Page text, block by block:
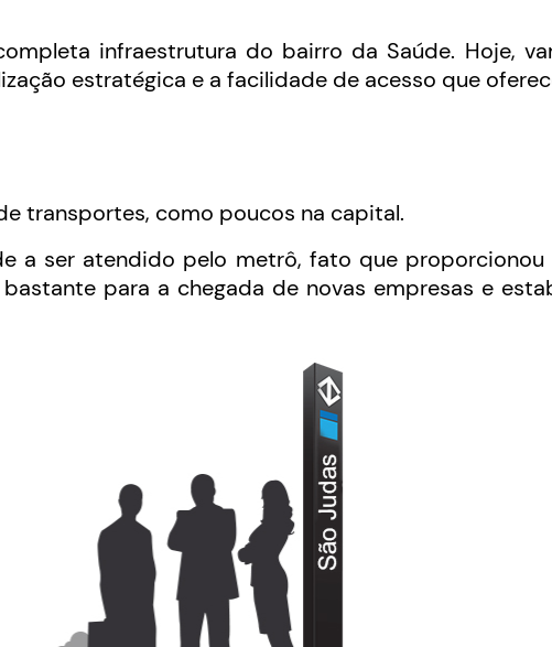
infraestrutura do bairro da Saúde. Hoje,
estratégica e a facilidade de acesso que
transportes, como poucos na capital.
a ser atendido pelo metrô, fato que proporcionou
para a chegada de novas empresas e